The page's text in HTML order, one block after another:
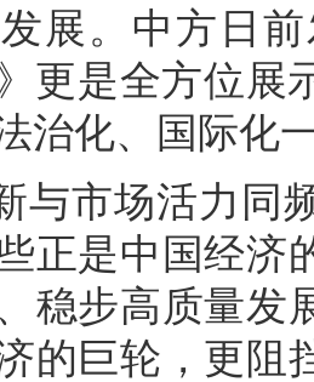
展。中方日
》更是全方位
治化、国际化
与市场活力同
正是中国经济
稳步高质量发
的巨轮，更阻